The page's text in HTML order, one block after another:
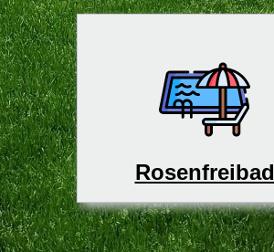
Rosenfreibad